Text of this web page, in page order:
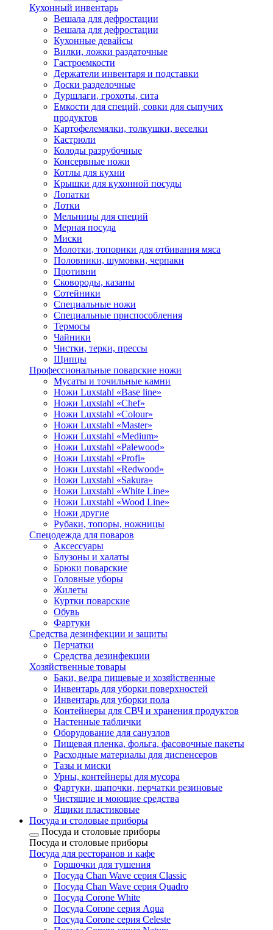
Кухонный инвентарь
Вешала для дефростации
Вешала для дефростации
Кухонные девайсы
Вилки, ложки раздаточные
Гастроемкости
Держатели инвентаря и подставки
Доски разделочные
Дуршлаги, грохоты, сита
Емкости для специй, совки для сыпучих
продуктов
Картофелемялки, толкушки, веселки
Кастрюли
Колоды разрубочные
Консервные ножи
Котлы для кухни
Крышки для кухонной посуды
Лопатки
Лотки
Мельницы для специй
Мерная посуда
Миски
Молотки, топорики для отбивания мяса
Половники, шумовки, черпаки
Противни
Сковороды, казаны
Сотейники
Специальные ножи
Специальные приспособления
Термосы
Чайники
Чистки, терки, прессы
Щипцы
Профессиональные поварские ножи
Мусаты и точильные камни
Ножи Luxstahl «Base line»
Ножи Luxstahl «Chef»
Ножи Luxstahl «Colour»
Ножи Luxstahl «Master»
Ножи Luxstahl «Medium»
Ножи Luxstahl «Palewood»
Ножи Luxstahl «Profi»
Ножи Luxstahl «Redwood»
Ножи Luxstahl «Sakura»
Ножи Luxstahl «White Line»
Ножи Luxstahl «Wood Line»
Ножи другие
Рубаки, топоры, ножницы
Спецодежда для поваров
Аксессуары
Блузоны и халаты
Брюки поварские
Головные уборы
Жилеты
Куртки поварские
Обувь
Фартуки
Средства дезинфекции и защиты
Перчатки
Средства дезинфекции
Хозяйственные товары
Баки, ведра пищевые и хозяйственные
Инвентарь для уборки поверхностей
Инвентарь для уборки пола
Контейнеры для СВЧ и хранения продуктов
Настенные таблички
Оборудование для санузлов
Пищевая пленка, фольга, фасовочные пакеты
Расходные материалы для диспенсеров
Тазы и миски
Урны, контейнеры для мусора
Фартуки, шапочки, перчатки резиновые
Чистящие и моющие средства
Ящики пластиковые
Посуда и столовые приборы
Посуда и столовые приборы
Посуда и столовые приборы
Посуда для ресторанов и кафе
Горшочки для тушения
Посуда Chan Wave серия Classic
Посуда Chan Wave серия Quadro
Посуда Corone White
Посуда Corone серия Aqua
Посуда Corone серия Celeste